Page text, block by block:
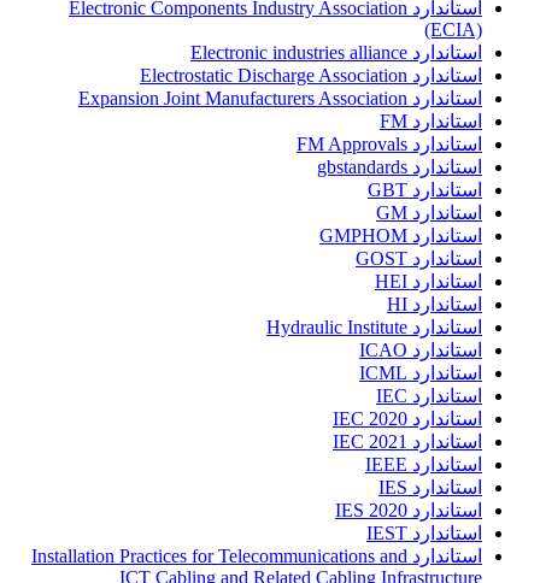
استاندارد Electronic Components Industry Association
(ECIA)
استاندارد Electronic industries alliance
استاندارد Electrostatic Discharge Association
استاندارد Expansion Joint Manufacturers Association
استاندارد FM
استاندارد FM Approvals
استاندارد gbstandards
استاندارد GBT
استاندارد GM
استاندارد GMPHOM
استاندارد GOST
استاندارد HEI
استاندارد HI
استاندارد Hydraulic Institute
استاندارد ICAO
استاندارد ICML
استاندارد IEC
استاندارد IEC 2020
استاندارد IEC 2021
استاندارد IEEE
استاندارد IES
استاندارد IES 2020
استاندارد IEST
استاندارد Installation Practices for Telecommunications and
ICT Cabling and Related Cabling Infrastructure